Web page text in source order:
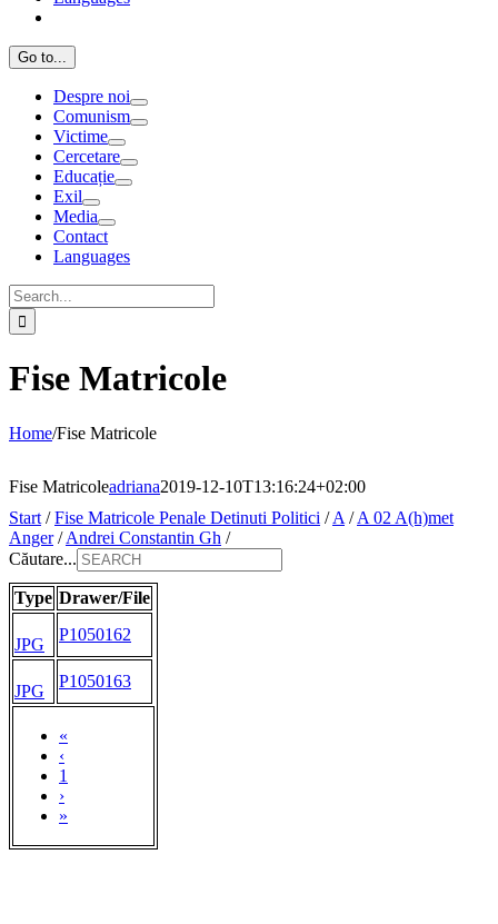
Go to...
Despre noi
Comunism
Victime
Cercetare
Educație
Exil
Media
Contact
Languages
Search
for:
Fise Matricole
Home/Fise Matricole
Fise Matricoleadriana2019-12-10T13:16:24+02:00
Start /Fise Matricole Penale Detinuti Politici /A /A 02 A(h)met
Anger/Andrei Constantin Gh /
Căutare...
Type Drawer/File
«
‹
1
›
»
JPG
P1050162
JPG
P1050163